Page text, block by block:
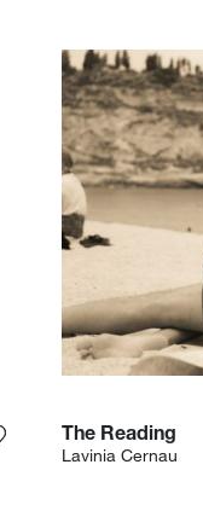
Ajouter la
The Reading
Lavinia Cernau